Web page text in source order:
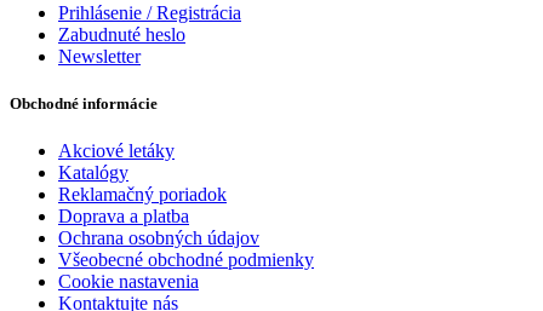
Prihlásenie / Registrácia
Zabudnuté heslo
Newsletter
Obchodné informácie
Akciové letáky
Katalógy
Reklamačný poriadok
Doprava a platba
Ochrana osobných údajov
Všeobecné obchodné podmienky
Cookie nastavenia
Kontaktujte nás